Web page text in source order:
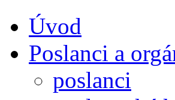
Úvod
Poslanci a
poslanci